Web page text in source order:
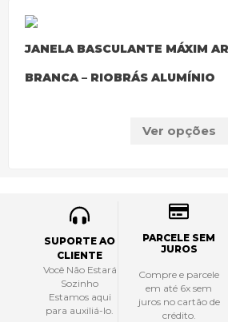
JANELA BASCULANTE MÁXIM
BRANCA – RIOBRÁS ALUMÍNIO
Ver opções
SUPORTE AO
CLIENTE
Você Não Estará
Sozinho
Estamos aqui
para auxiliá-lo.
PARCELE SEM
JUROS
Compre e parcele
em até 6x sem
juros no cartão de
crédito.